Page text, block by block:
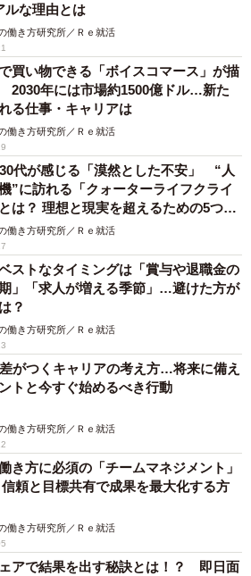
ルな理由とは
働き方研究所／Ｒｅ就活
買い物できる「ボイスコマース」が描
2030年には市場約1500億ドル…新た
る仕事・キャリアは
働き方研究所／Ｒｅ就活
代が感じる「漠然とした不安」 “人
”に訪れる「クォーターライフクライ
は？ 理想と現実を超えるための5つの
働き方研究所／Ｒｅ就活
ストなタイミングは「賞与や退職金の
」「求人が増える季節」…避けた方が
？
働き方研究所／Ｒｅ就活
がつくキャリアの考え方…将来に備え
トと今すぐ始めるべき行動
働き方研究所／Ｒｅ就活
き方に必須の「チームマネジメント」
働き方研究所／Ｒｅ就活
アで結果を出す秘訣とは！？ 即日面